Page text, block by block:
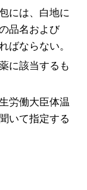
には、白地に
品名および
ばならない。
に該当するも
労働大臣体温
いて指定する